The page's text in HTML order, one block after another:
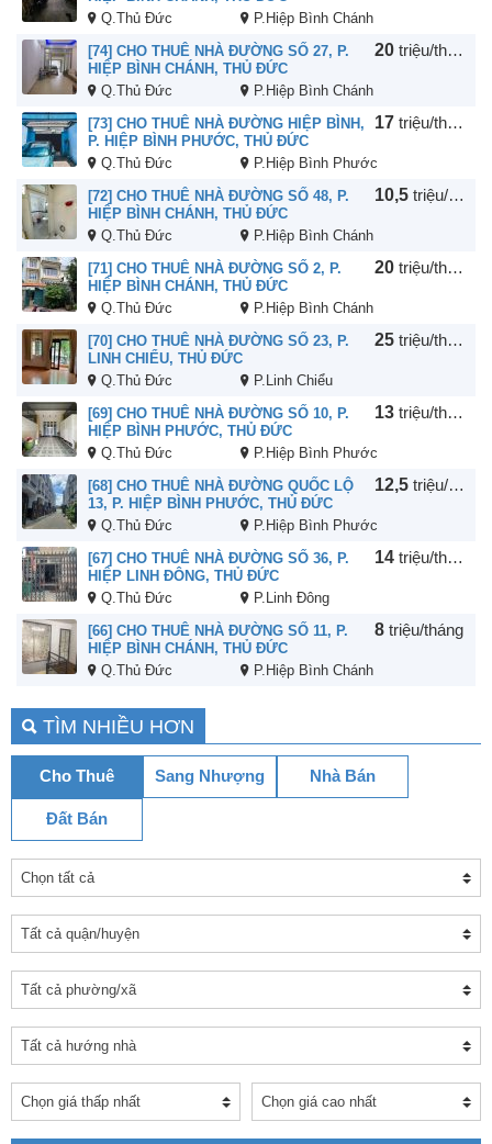
Q.Thủ Đức
P.Hiệp Bình Chánh
[74] CHO THUÊ NHÀ ĐƯỜNG SỐ 27, P.
HIỆP BÌNH CHÁNH, THỦ ĐỨC
20 triệu/tháng
Q.Thủ Đức
P.Hiệp Bình Chánh
[73] CHO THUÊ NHÀ ĐƯỜNG HIỆP BÌNH,
P. HIỆP BÌNH PHƯỚC, THỦ ĐỨC
17 triệu/tháng
Q.Thủ Đức
P.Hiệp Bình Phước
[72] CHO THUÊ NHÀ ĐƯỜNG SỐ 48, P.
HIỆP BÌNH CHÁNH, THỦ ĐỨC
10,5 triệu/tháng
Q.Thủ Đức
P.Hiệp Bình Chánh
[71] CHO THUÊ NHÀ ĐƯỜNG SỐ 2, P.
HIỆP BÌNH CHÁNH, THỦ ĐỨC
20 triệu/tháng
Q.Thủ Đức
P.Hiệp Bình Chánh
[70] CHO THUÊ NHÀ ĐƯỜNG SỐ 23, P.
LINH CHIỂU, THỦ ĐỨC
25 triệu/tháng
Q.Thủ Đức
P.Linh Chiểu
[69] CHO THUÊ NHÀ ĐƯỜNG SỐ 10, P.
HIỆP BÌNH PHƯỚC, THỦ ĐỨC
13 triệu/tháng
Q.Thủ Đức
P.Hiệp Bình Phước
[68] CHO THUÊ NHÀ ĐƯỜNG QUỐC LỘ
13, P. HIỆP BÌNH PHƯỚC, THỦ ĐỨC
12,5 triệu/tháng
Q.Thủ Đức
P.Hiệp Bình Phước
[67] CHO THUÊ NHÀ ĐƯỜNG SỐ 36, P.
HIỆP LINH ĐÔNG, THỦ ĐỨC
14 triệu/tháng
Q.Thủ Đức
P.Linh Đông
[66] CHO THUÊ NHÀ ĐƯỜNG SỐ 11, P.
HIỆP BÌNH CHÁNH, THỦ ĐỨC
8 triệu/tháng
Q.Thủ Đức P.Hiệp Bình Chánh
TÌM NHIỀU HƠN
Cho Thuê Sang Nhượng Nhà Bán
Đất Bán